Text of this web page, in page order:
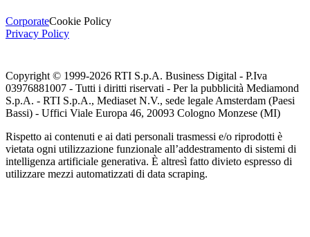
CorporateCookie Policy
Privacy Policy
Copyright © 1999-2026 RTI S.p.A. Business Digital - P.Iva
03976881007 - Tutti i diritti riservati - Per la pubblicità Mediamond
S.p.A. - RTI S.p.A., Mediaset N.V., sede legale Amsterdam (Paesi
Bassi) - Uffici Viale Europa 46, 20093 Cologno Monzese (MI)
Rispetto ai contenuti e ai dati personali trasmessi e/o riprodotti è
vietata ogni utilizzazione funzionale all’addestramento di sistemi di
intelligenza artificiale generativa. È altresì fatto divieto espresso di
utilizzare mezzi automatizzati di data scraping.